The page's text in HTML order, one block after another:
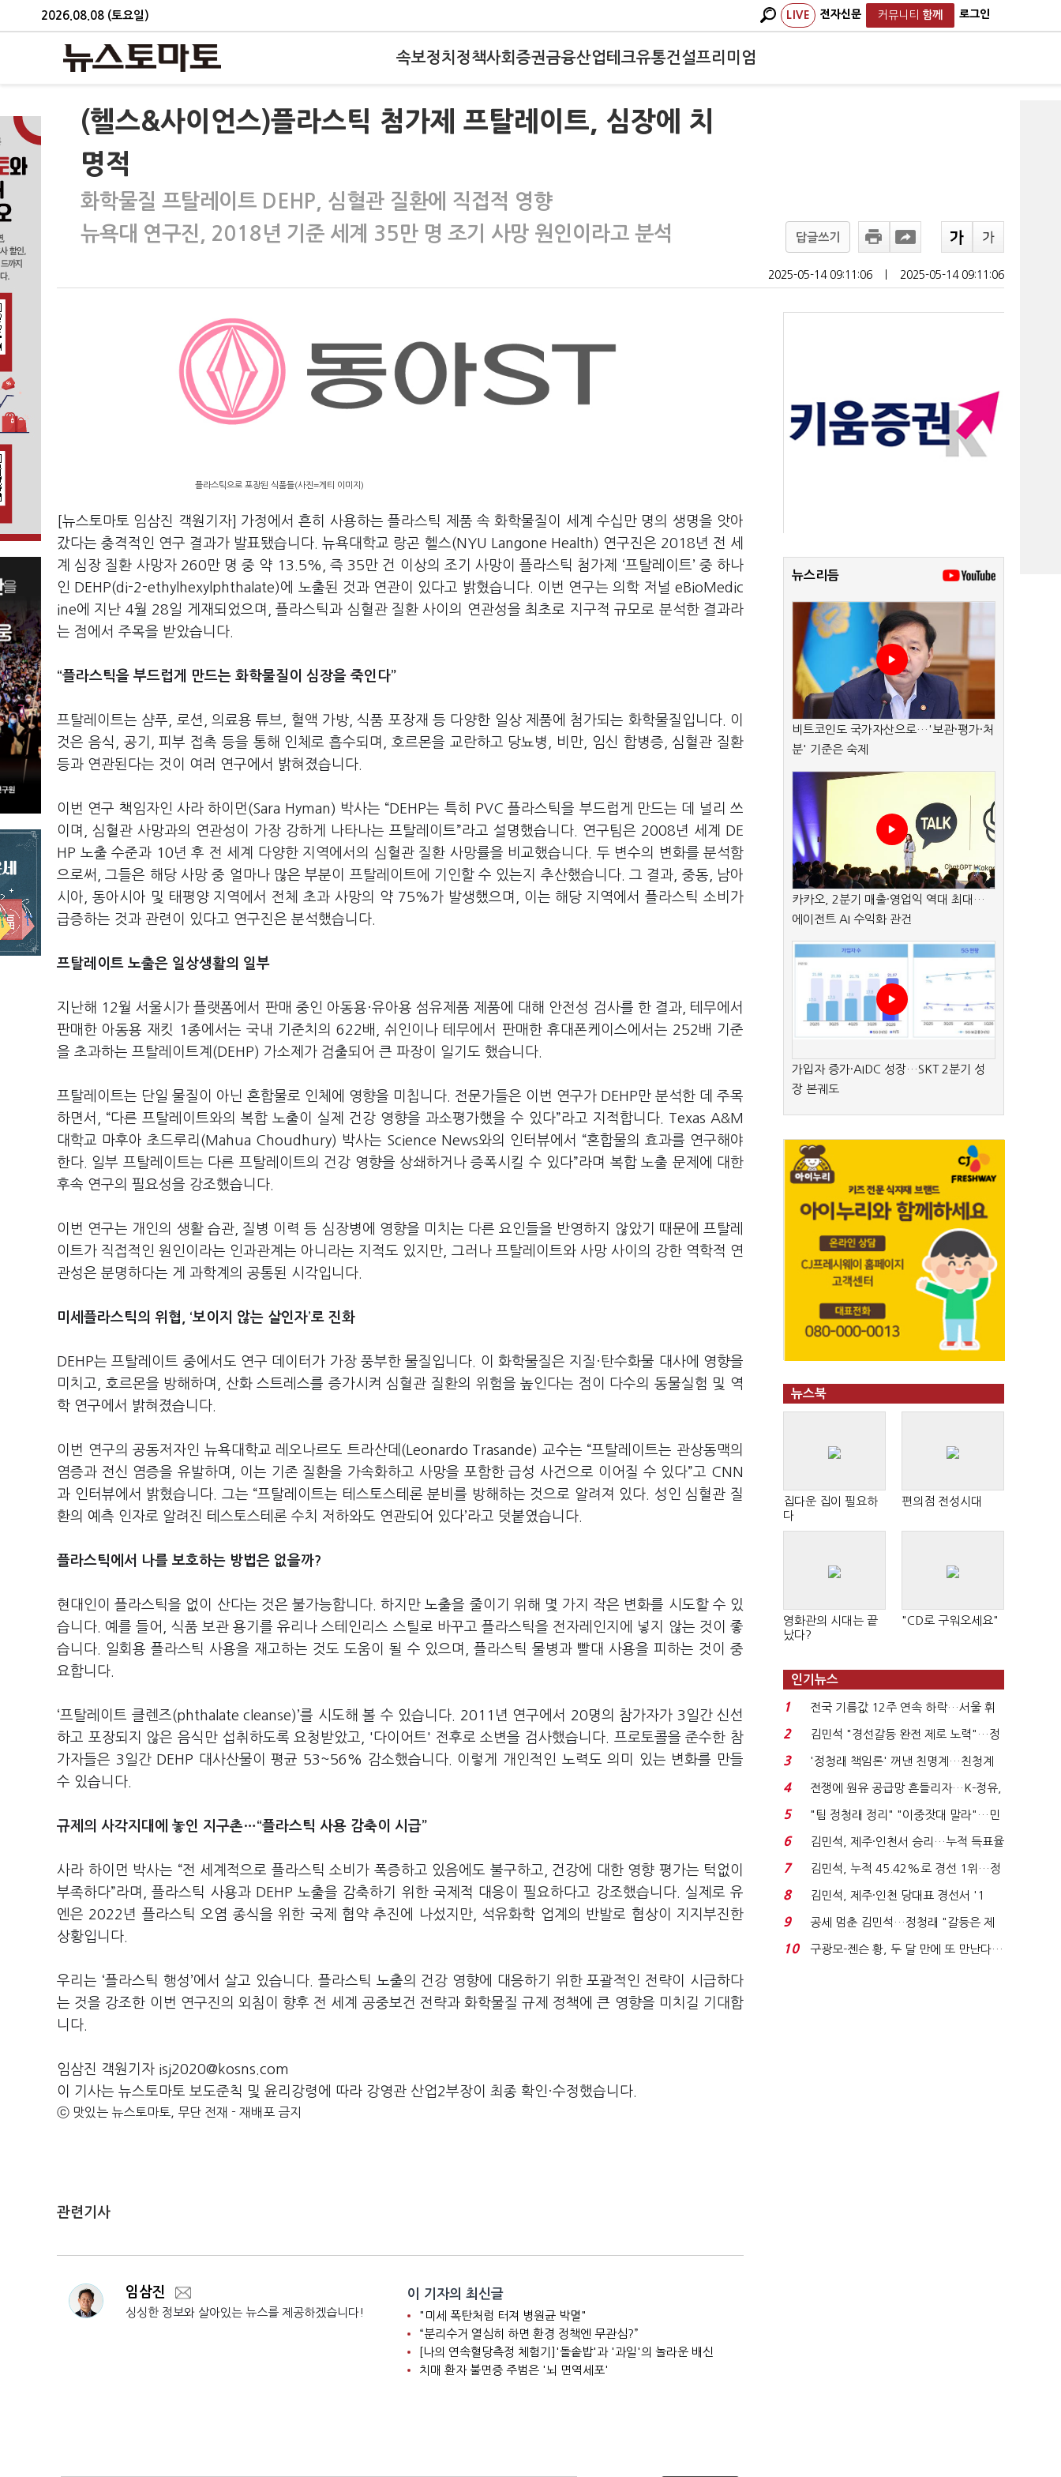
2026.08.08 (토요일) LIVE 전자신문 커뮤니티 함께 로그인
속보정치 정책사회 증권금융산업테크유통건설프리미엄
(헬스&사이언스)플라스틱 첨가제 프탈레이트, 심장에 치
명적
화학물질 프탈레이트 DEHP, 심혈관 질환에 직접적 영향
뉴욕대 연구진, 2018년 기준 세계 35만 명 조기 사망 원인이라고 분석
답글쓰기
2025-05-14 09:11:06 2025-05-14 09:11:06
플라스틱으로 포장된 식품들(사진=게티 이미지)
[뉴스토마토 임삼진 객원기자] 가정에서 흔히 사용하는 플라스틱 제품 속 화학물질이 세계 수십만 명의 생명을 앗아
갔다는 충격적인 연구 결과가 발표됐습니다. 뉴욕대학교 랑곤 헬스(NYU Langone Health) 연구진은 2018년 전 세
계 심장 질환 사망자 260만 명 중 약 13.5%, 즉 35만 건 이상의 조기 사망이 플라스틱 첨가제 ‘프탈레이트’ 중 하나
인 DEHP(di-2-ethylhexylphthalate)에 노출된 것과 연관이 있다고 밝혔습니다. 이번 연구는 의학 저널 eBioMedic
ine에 지난 4월 28일 게재되었으며, 플라스틱과 심혈관 질환 사이의 연관성을 최초로 지구적 규모로 분석한 결과라
는 점에서 주목을 받았습니다.
“플라스틱을 부드럽게 만드는 화학물질이 심장을 죽인다”
프탈레이트는 샴푸, 로션, 의료용 튜브, 혈액 가방, 식품 포장재 등 다양한 일상 제품에 첨가되는 화학물질입니다. 이
것은 음식, 공기, 피부 접촉 등을 통해 인체로 흡수되며, 호르몬을 교란하고 당뇨병, 비만, 임신 합병증, 심혈관 질환
등과 연관된다는 것이 여러 연구에서 밝혀졌습니다.
이번 연구 책임자인 사라 하이먼(Sara Hyman) 박사는 “DEHP는 특히 PVC 플라스틱을 부드럽게 만드는 데 널리 쓰
이며, 심혈관 사망과의 연관성이 가장 강하게 나타나는 프탈레이트”라고 설명했습니다. 연구팀은 2008년 세계 DE
HP 노출 수준과 10년 후 전 세계 다양한 지역에서의 심혈관 질환 사망률을 비교했습니다. 두 변수의 변화를 분석함
으로써, 그들은 해당 사망 중 얼마나 많은 부분이 프탈레이트에 기인할 수 있는지 추산했습니다. 그 결과, 중동, 남아
시아, 동아시아 및 태평양 지역에서 전체 초과 사망의 약 75%가 발생했으며, 이는 해당 지역에서 플라스틱 소비가
급증하는 것과 관련이 있다고 연구진은 분석했습니다.
프탈레이트 노출은 일상생활의 일부
지난해 12월 서울시가 플랫폼에서 판매 중인 아동용·유아용 섬유제품 제품에 대해 안전성 검사를 한 결과, 테무에서
판매한 아동용 재킷 1종에서는 국내 기준치의 622배, 쉬인이나 테무에서 판매한 휴대폰케이스에서는 252배 기준
을 초과하는 프탈레이트계(DEHP) 가소제가 검출되어 큰 파장이 일기도 했습니다.
프탈레이트는 단일 물질이 아닌 혼합물로 인체에 영향을 미칩니다. 전문가들은 이번 연구가 DEHP만 분석한 데 주목
하면서, “다른 프탈레이트와의 복합 노출이 실제 건강 영향을 과소평가했을 수 있다”라고 지적합니다. Texas A&M
대학교 마후아 초드루리(Mahua Choudhury) 박사는 Science News와의 인터뷰에서 “혼합물의 효과를 연구해야
한다. 일부 프탈레이트는 다른 프탈레이트의 건강 영향을 상쇄하거나 증폭시킬 수 있다”라며 복합 노출 문제에 대한
후속 연구의 필요성을 강조했습니다.
이번 연구는 개인의 생활 습관, 질병 이력 등 심장병에 영향을 미치는 다른 요인들을 반영하지 않았기 때문에 프탈레
이트가 직접적인 원인이라는 인과관계는 아니라는 지적도 있지만, 그러나 프탈레이트와 사망 사이의 강한 역학적 연
관성은 분명하다는 게 과학계의 공통된 시각입니다.
미세플라스틱의 위협, ‘보이지 않는 살인자’로 진화
DEHP는 프탈레이트 중에서도 연구 데이터가 가장 풍부한 물질입니다. 이 화학물질은 지질·탄수화물 대사에 영향을
미치고, 호르몬을 방해하며, 산화 스트레스를 증가시켜 심혈관 질환의 위험을 높인다는 점이 다수의 동물실험 및 역
학 연구에서 밝혀졌습니다.
이번 연구의 공동저자인 뉴욕대학교 레오나르도 트라산데(Leonardo Trasande) 교수는 “프탈레이트는 관상동맥의
염증과 전신 염증을 유발하며, 이는 기존 질환을 가속화하고 사망을 포함한 급성 사건으로 이어질 수 있다”고 CNN
과 인터뷰에서 밝혔습니다. 그는 “프탈레이트는 테스토스테론 분비를 방해하는 것으로 알려져 있다. 성인 심혈관 질
환의 예측 인자로 알려진 테스토스테론 수치 저하와도 연관되어 있다’라고 덧붙였습니다.
플라스틱에서 나를 보호하는 방법은 없을까?
현대인이 플라스틱을 없이 산다는 것은 불가능합니다. 하지만 노출을 줄이기 위해 몇 가지 작은 변화를 시도할 수 있
습니다. 예를 들어, 식품 보관 용기를 유리나 스테인리스 스틸로 바꾸고 플라스틱을 전자레인지에 넣지 않는 것이 좋
습니다. 일회용 플라스틱 사용을 재고하는 것도 도움이 될 수 있으며, 플라스틱 물병과 빨대 사용을 피하는 것이 중
요합니다.
‘프탈레이트 클렌즈(phthalate cleanse)’를 시도해 볼 수 있습니다. 2011년 연구에서 20명의 참가자가 3일간 신선
하고 포장되지 않은 음식만 섭취하도록 요청받았고, '다이어트' 전후로 소변을 검사했습니다. 프로토콜을 준수한 참
가자들은 3일간 DEHP 대사산물이 평균 53~56% 감소했습니다. 이렇게 개인적인 노력도 의미 있는 변화를 만들
수 있습니다.
규제의 사각지대에 놓인 지구촌…“플라스틱 사용 감축이 시급”
사라 하이먼 박사는 “전 세계적으로 플라스틱 소비가 폭증하고 있음에도 불구하고, 건강에 대한 영향 평가는 턱없이
부족하다”라며, 플라스틱 사용과 DEHP 노출을 감축하기 위한 국제적 대응이 필요하다고 강조했습니다. 실제로 유
엔은 2022년 플라스틱 오염 종식을 위한 국제 협약 추진에 나섰지만, 석유화학 업계의 반발로 협상이 지지부진한
상황입니다.
우리는 ‘플라스틱 행성’에서 살고 있습니다. 플라스틱 노출의 건강 영향에 대응하기 위한 포괄적인 전략이 시급하다
는 것을 강조한 이번 연구진의 외침이 향후 전 세계 공중보건 전략과 화학물질 규제 정책에 큰 영향을 미치길 기대합
니다.
임삼진 객원기자 isj2020@kosns.com
이 기사는 뉴스토마토 보도준칙 및 윤리강령에 따라 강영관 산업2부장이 최종 확인·수정했습니다.
ⓒ 맛있는 뉴스토마토, 무단 전재 - 재배포 금지
관련기사
임삼진
싱싱한 정보와 살아있는 뉴스를 제공하겠습니다!
이 기자의 최신글
"미세 폭탄처럼 터져 병원균 박멸"
“분리수거 열심히 하면 환경 정책엔 무관심?”
[나의 연속혈당측정 체험기]'돌솥밥'과 '과일'의 놀라운 배신
치매 환자 불면증 주범은 '뇌 면역세포'
뉴스리듬
비트코인도 국가자산으로…'보관·평가·처
분' 기준은 숙제
카카오, 2분기 매출·영업익 역대 최대…
에이전트 AI 수익화 관건
가입자 증가·AIDC 성장…SKT 2분기 성
장 본궤도
뉴스북
집다운 집이 필요하
다
편의점 전성시대
영화관의 시대는 끝
났다?
"CD로 구워오세요"
인기뉴스
1
전국 기름값 12주 연속 하락…서울 휘
발윳값 1909원...
2
김민석 "경선갈등 완전 제로 노력"…정
청래 "반명 공세 사...
3
'정청래 책임론' 꺼낸 친명계…친청계
는 추가투표 때리기...
4
전쟁에 원유 공급망 흔들리자…K-정유,
에너지안보 핵심...
5
"팀 정청래 정리" "이중잣대 말라"…민
주 최고위원 계파 다...
6
김민석, 제주·인천서 승리…누적 득표율
'1위 탈환'(종합)...
7
김민석, 누적 45.42%로 경선 1위…정
청래와 격차 0.86%p(...
8
김민석, 제주·인천 당대표 경선서 '1
위'(1보)...
9
공세 멈춘 김민석…정청래 "갈등은 제
가 수습"
10
구광모-젠슨 황, 두 달 만에 또 만난다…